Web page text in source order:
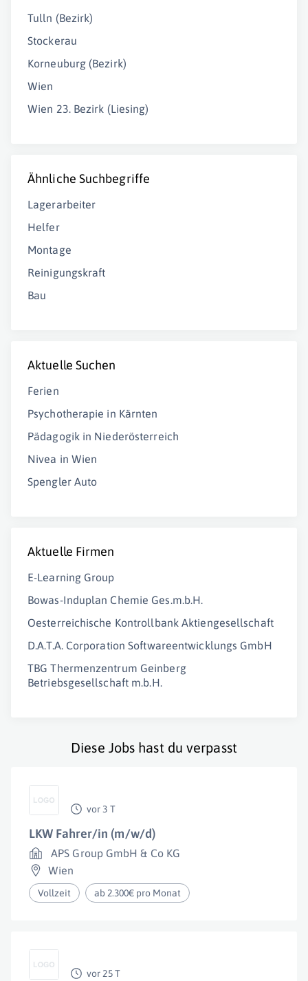
Tulln (Bezirk)
Stockerau
Korneuburg (Bezirk)
Wien
Wien 23. Bezirk (Liesing)
Ähnliche Suchbegriffe
Lagerarbeiter
Helfer
Montage
Reinigungskraft
Bau
Aktuelle Suchen
Ferien
Psychotherapie in Kärnten
Pädagogik in Niederösterreich
Nivea in Wien
Spengler Auto
Aktuelle Firmen
E-Learning Group
Bowas-Induplan Chemie Ges.m.b.H.
Oesterreichische Kontrollbank Aktiengesellschaft
D.A.T.A. Corporation Softwareentwicklungs GmbH
TBG Thermenzentrum Geinberg
Betriebsgesellschaft m.b.H.
Diese Jobs hast du verpasst
vor 3 T
LKW Fahrer/in (m/w/d)
APS Group GmbH & Co KG
Wien
Vollzeit ab 2.300€ pro Monat
vor 25 T